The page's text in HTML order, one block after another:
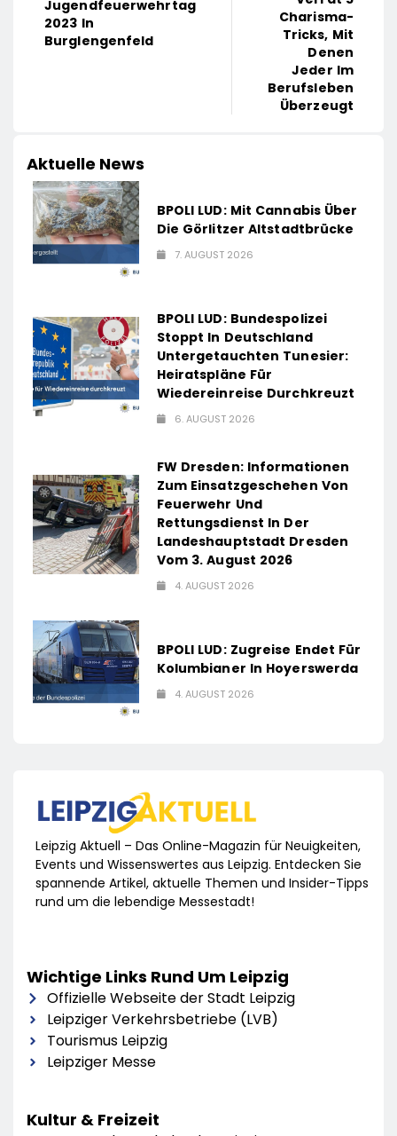
Jugendfeuerwehrtag
2023 In
Burglengenfeld
Charisma-
Tricks, Mit
Denen
Jeder Im
Berufsleben
Überzeugt
Aktuelle News
BPOLI LUD: Mit Cannabis Über
Die Görlitzer Altstadtbrücke
7. AUGUST 2026
BPOLI LUD: Bundespolizei
Stoppt In Deutschland
Untergetauchten Tunesier:
Heiratspläne Für
Wiedereinreise Durchkreuzt
6. AUGUST 2026
FW Dresden: Informationen
Zum Einsatzgeschehen Von
Feuerwehr Und
Rettungsdienst In Der
Landeshauptstadt Dresden
Vom 3. August 2026
4. AUGUST 2026
BPOLI LUD: Zugreise Endet Für
Kolumbianer In Hoyerswerda
4. AUGUST 2026
Leipzig Aktuell – Das Online-Magazin für Neuigkeiten,
Events und Wissenswertes aus Leipzig. Entdecken Sie
spannende Artikel, aktuelle Themen und Insider-Tipps
rund um die lebendige Messestadt!
Wichtige Links Rund Um Leipzig
Offizielle Webseite der Stadt Leipzig
Leipziger Verkehrsbetriebe (LVB)
Tourismus Leipzig
Leipziger Messe
Kultur & Freizeit